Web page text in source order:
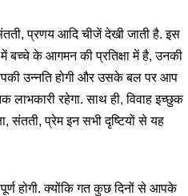
प्रणय आदि चीजें देखी जाती है. इस
बच्चे के आगमन की प्रतिक्षा में है, उनकी
उन्नति होगी और उसके बल पर आप
रहेगा. साथ ही, विवाह इच्छुक
संतती, प्रेम इन सभी दृष्टियों से यह
होगी. क्योंकि गत कुछ दिनों से आपके